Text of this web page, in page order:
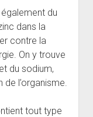
du
dans la
contre la
On y trouve
du sodium,
l’organisme.
tout type